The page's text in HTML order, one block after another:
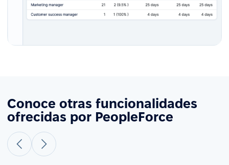
Conoce otras funcionalidades
ofrecidas por PeopleForce